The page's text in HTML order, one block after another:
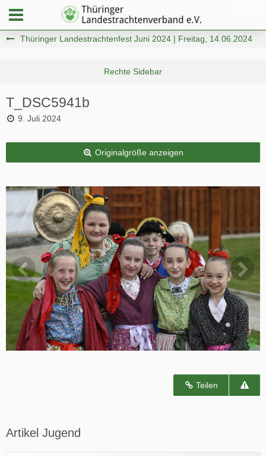
Thüringer Landestrachtenfest Juni 2024 | Freitag, 14.06.2024
T_DSC5941b
9. Juli 2024
Originalgröße anzeigen
Teilen
Artikel Jugend